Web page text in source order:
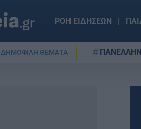
ΡΟΗ ΕΙΔΗΣΕΩΝ
ΔΗΜΟΦΙΛΗ ΘΕΜΑΤΑ